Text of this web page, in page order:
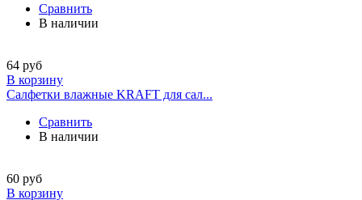
Сравнить
В наличии
64 руб
В корзину
Салфетки влажные KRAFT для сал...
Сравнить
В наличии
60 руб
В корзину